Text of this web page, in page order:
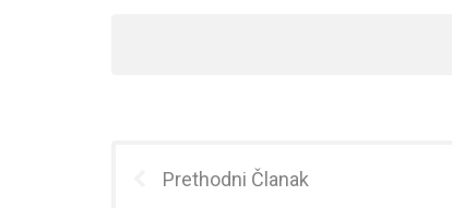
Prethodni Članak